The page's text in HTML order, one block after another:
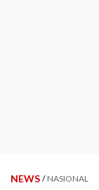
NEWS / NASIONAL